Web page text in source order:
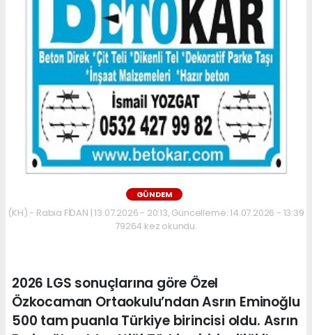
GÜNDEM
(KH) - Rabia FİDAN | 13.07.2026 - 20:13, Güncelleme: 14.07.2026 - 13:39
79264 kez okundu.
2026 LGS sonuçlarına göre Özel
Özkocaman Ortaokulu’ndan Asrın Eminoğlu
500 tam puanla Türkiye birincisi oldu. Asrın